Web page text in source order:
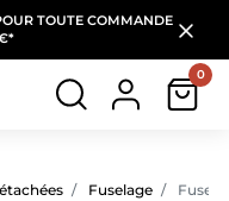
TOUTE COMMANDE
0
Fuselage